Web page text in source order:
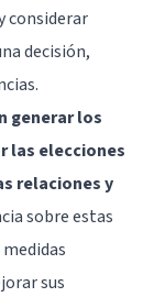
considerar
decisión,
generar los
las elecciones
relaciones y
sobre estas
sus